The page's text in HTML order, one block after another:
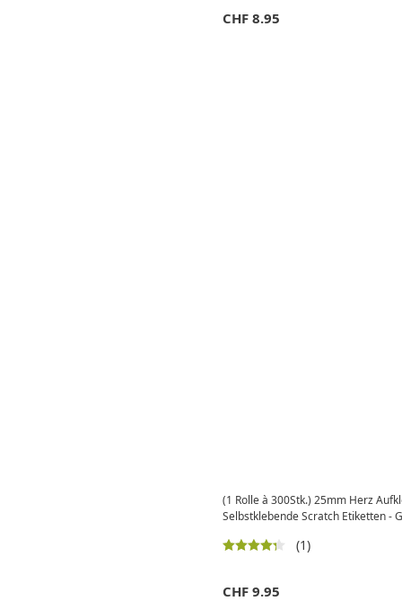
CHF 8.95
(1 Rolle à 300Stk.) 25mm Herz
Selbstklebende Scratch Etiketten -
(1)
CHF 9.95